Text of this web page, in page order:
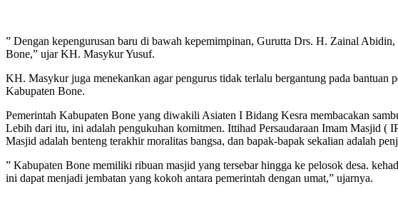
” Dengan kepengurusan baru di bawah kepemimpinan, Gurutta Drs. H. Zainal
Bone,” ujar KH. Masykur Yusuf.
KH. Masykur juga menekankan agar pengurus tidak terlalu bergantung pada bantuan
Kabupaten Bone.
Pemerintah Kabupaten Bone yang diwakili Asiaten I Bidang Kesra membacakan
Lebih dari itu, ini adalah pengukuhan komitmen. Ittihad Persaudaraan Imam Masjid (
Masjid adalah benteng terakhir moralitas bangsa, dan bapak-bapak sekalian adalah
” Kabupaten Bone memiliki ribuan masjid yang tersebar hingga ke pelosok desa.
ini dapat menjadi jembatan yang kokoh antara pemerintah dengan umat,” ujarnya.